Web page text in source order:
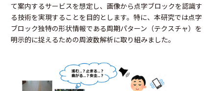
て案内するサービスを想定し、画像から点字ブロックを認識す
る技術を実現することを目的とします。特に、本研究では点字
ブロック独特の形状情報である周期パターン（テクスチャ）を
明示的に捉えるための周波数解析に取り組みました。